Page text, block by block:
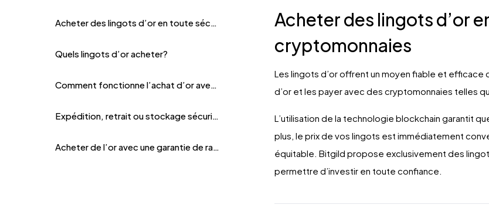
Acheter des lingots d’or en toute sécurité avec des cryptomonnaies
Quels lingots d’or acheter?
Comment fonctionne l’achat d’or avec des cryptomonnaies?
Expédition, retrait ou stockage sécurisé
Acheter de l’or avec une garantie de rachat fiable
Acheter des lingots d’or
cryptomonnaies
Les lingots d’or offrent un moyen fiable et efficace
d’or et les payer avec des cryptomonnaies telles
L’utilisation de la technologie blockchain garantit
plus, le prix de vos lingots est immédiatement
équitable. Bitgild propose exclusivement des
permettre d’investir en toute confiance.